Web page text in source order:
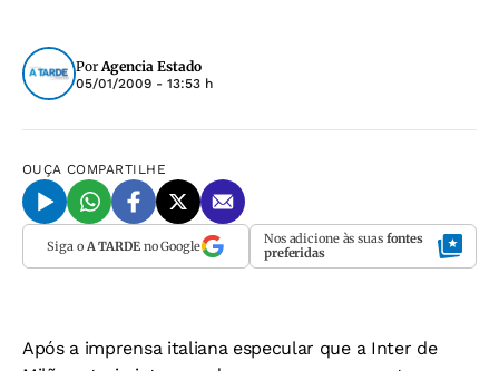
PorAgencia Estado
05/01/2009 - 13:53 h
OUÇA COMPARTILHE
Siga o A TARDEno Google Nos adicione às suas fontes
preferidas
Após a imprensa italiana especular que a Inter de